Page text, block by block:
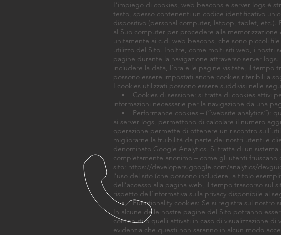
L’impiego di cookies, web beacons e server logs è
testo, spesso contenenti un codice identificativo
dispositivo (personal computer, latpop, tablet, etc.).
al Suo computer per procedere alla
unitamente ai c.d. web beacons, che sono piccoli
utilizzo del Sito. Inoltre, come molti siti web, i nostri
pagine durante la navigazione attraverso server
includere la data, l’ora e le pagine visitate, il tempo
possono essere impostati anche cookies riferibili a
I cookies utilizzati possono essere suddivisi nelle
• Cookies di sessione: si tratta di cookies attivi
informazioni necessarie per la navigazione da una
• Performance cookies – (“website analytics”):
ai server logs, permettono di calcolare il numero
operazione permette di ottenere un riscontro
migliorarne la fruibilità da parte dei nostri utenti e
denominato Google Analytics. Si tratta di un
completamente anonimo – come gli utenti
sito: https://developers.google.com/analytics/
l’uso del sito (che possono includere, a titolo
dell’accesso alla pagina web, il tempo trascorso
rispetto dell’informativa sulla privacy disponibile al
• Functionality cookies: Se si registra sul nostro
In alcune delle nostre pagine del Sito potranno
contenuti o quelli attivati in caso di visualizzazione
evidenzia che questi non saranno in alcun modo